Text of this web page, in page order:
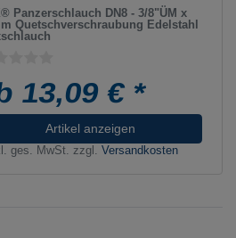
Panzerschlauch DN8 - 3/8"ÜM x
Quetschverschraubung Edelstahl
13,09 € *
Artikel anzeigen
ges. MwSt. zzgl.Versandkosten